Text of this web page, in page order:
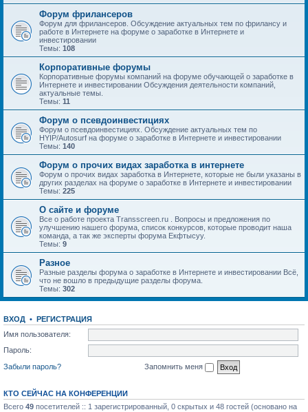
Форум фрилансеров
Форум для фрилансеров. Обсуждение актуальных тем по фрилансу и
работе в Интернете на форуме о заработке в Интернете и
инвестировании
Темы: 108
Корпоративные форумы
Корпоративные форумы компаний на форуме обучающей о заработке в
Интернете и инвестировании Обсуждения деятельности компаний,
актуальные темы.
Темы: 11
Форум о псевдоинвестициях
Форум о псевдоинвестициях. Обсуждение актуальных тем по
HYIP/Autosurf на форуме о заработке в Интернете и инвестировании
Темы: 140
Форум о прочих видах заработка в интернете
Форум о прочих видах заработка в Интернете, которые не были указаны в
других разделах на форуме о заработке в Интернете и инвестировании
Темы: 225
О сайте и форуме
Все о работе проекта Transscreen.ru . Вопросы и предложения по
улучшению нашего форума, список конкурсов, которые проводит наша
команда, а так же эксперты форума Екфтысуу.
Темы: 9
Разное
Разные разделы форума о заработке в Интернете и инвестировании Всё,
что не вошло в предыдущие разделы форума.
Темы: 302
ВХОД • РЕГИСТРАЦИЯ
Имя пользователя:
Пароль:
Забыли пароль?
Запомнить меня
КТО СЕЙЧАС НА КОНФЕРЕНЦИИ
Всего 49 посетителей :: 1 зарегистрированный, 0 скрытых и 48 гостей (основано на